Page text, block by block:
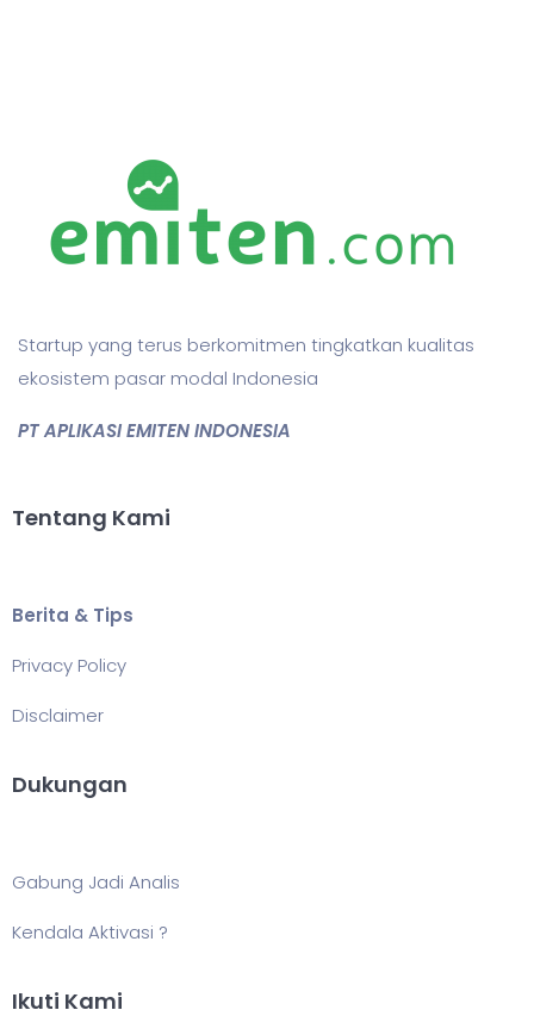
Startup yang terus berkomitmen tingkatkan kualitas
ekosistem pasar modal Indonesia
PT APLIKASI EMITEN INDONESIA
Tentang Kami
Berita & Tips
Privacy Policy
Disclaimer
Dukungan
Gabung Jadi Analis
Kendala Aktivasi ?
Ikuti Kami